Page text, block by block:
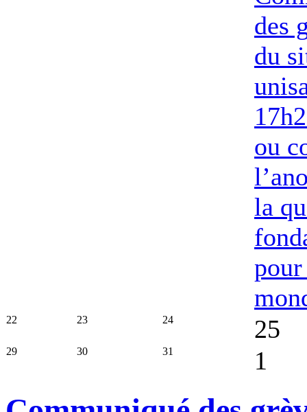
des
du
ou
la
22 23 24 25
29 30 31 1